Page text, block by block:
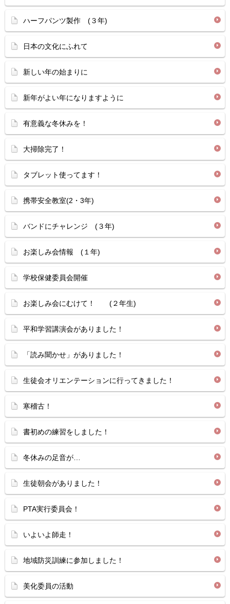
ハーフパンツ製作 (３年)
日本の文化にふれて
新しい年の始まりに
新年がよい年になりますように
有意義な冬休みを！
大掃除完了！
タブレット使ってます！
携帯安全教室(2・3年)
バンドにチャレンジ (３年)
お楽しみ会情報 (１年)
学校保健委員会開催
お楽しみ会にむけて！ (２年生)
平和学習講演会がありました！
「読み聞かせ」がありました！
生徒会オリエンテーションに行ってきました！
寒稽古！
書初めの練習をしました！
冬休みの足音が…
生徒朝会がありました！
PTA実行委員会！
いよいよ師走！
地域防災訓練に参加しました！
美化委員の活動